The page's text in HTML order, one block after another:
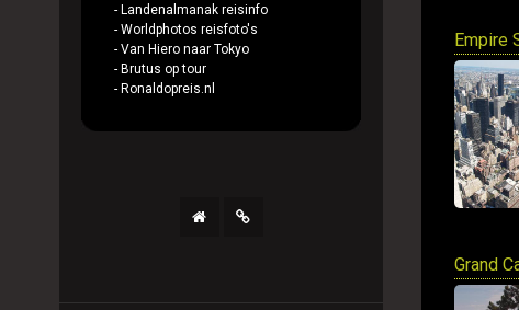
- Landenalmanak reisinfo
- Worldphotos reisfoto's
- Van Hiero naar Tokyo
- Brutus op tour
- Ronaldopreis.nl
Empire
Grand